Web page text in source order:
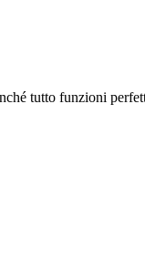
tutto funzioni